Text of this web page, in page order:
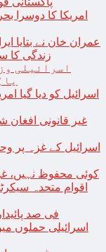
امریکا کا دوسرا
عمران خان نے بتایا
زندگی کا
اسرائیلی
اسرائیل کو دیا گیا
غیر قانونی
اسرائیل کے غزہ پر
اقوام متحدہ
100 فی صد